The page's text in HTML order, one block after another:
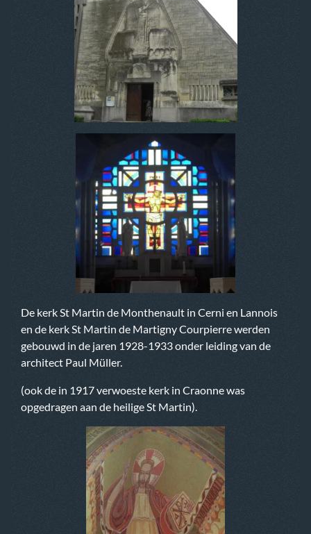
De kerk St Martin de Monthenault in Cerni en Lannois
en de kerk St Martin de Martigny Courpierre werden
gebouwd in de jaren 1928-1933 onder leiding van de
architect Paul Müller.
(ook de in 1917 verwoeste kerk in Craonne was
opgedragen aan de heilige St Martin).